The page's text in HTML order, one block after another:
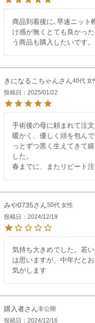
商品到着後に､早速ニット
け感が無くとても良かっ
う商品も購入したいです。
きになるこちゃん 40代 女
投稿日
2025/01/22
手術後の母に頼まれて注
暖かく、優しく頭を包ん
っとずつ黒く生えてきて
した。
春までに、またリピート
みや0735 50代 女性
投稿日
2024/12/19
気持ち大きめでした。若
は思いますが、中年だと
気がします
購入者
非公開
投稿日
2024/12/16